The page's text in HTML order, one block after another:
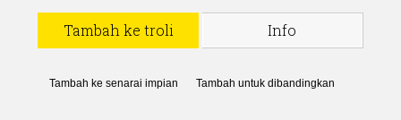
Tambah ke troli Info
Tambah ke senarai impian Tambah untuk dibandingkan